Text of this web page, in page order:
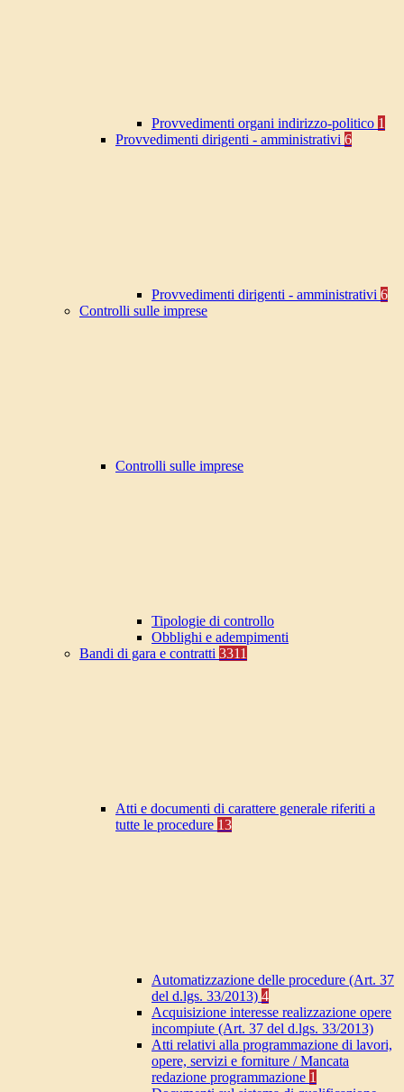
Provvedimenti organi indirizzo-politico 1
Provvedimenti dirigenti - amministrativi 6
Provvedimenti dirigenti - amministrativi 6
Controlli sulle imprese
Controlli sulle imprese
Tipologie di controllo
Obblighi e adempimenti
Bandi di gara e contratti 3311
Atti e documenti di carattere generale riferiti a
tutte le procedure 13
Automatizzazione delle procedure (Art. 37
del d.lgs. 33/2013) 4
Acquisizione interesse realizzazione opere
incompiute (Art. 37 del d.lgs. 33/2013)
Atti relativi alla programmazione di lavori,
opere, servizi e forniture / Mancata
redazione programmazione 1